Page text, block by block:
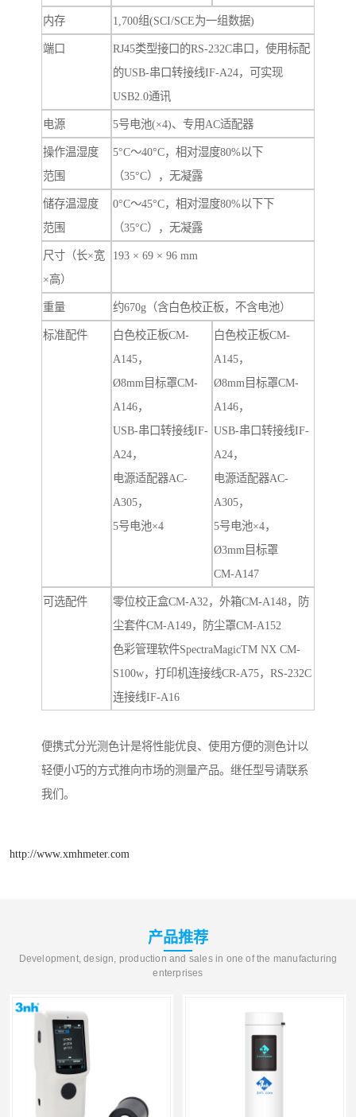
内存 1,700组(SCI/SCE为一组数据)
端口
RJ45类型接口的RS-232C串口，使用标配
的USB-串口转接线IF-A24，可实现
USB2.0通讯
电源 5号电池(×4)、专用AC适配器
操作温湿度
范围
5°C～40°C，相对湿度80%以下
（35°C），无凝露
储存温湿度
范围
0°C～45°C，相对湿度80%以下下
（35°C），无凝露
尺寸（长×宽
×高）
193 × 69 × 96 mm
重量 约670g（含白色校正板，不含电池）
标准配件
白色校正板CM-
A145，
Ø8mm目标罩CM-
A146，
USB-串口转接线IF-
A24，
电源适配器AC-
A305，
5号电池×4
白色校正板CM-
A145，
Ø8mm目标罩CM-
A146，
USB-串口转接线IF-
A24，
电源适配器AC-
A305，
5号电池×4，
Ø3mm目标罩
CM-A147
可选配件
零位校正盒CM-A32，外箱CM-A148，防
尘套件CM-A149，防尘罩CM-A152
色彩管理软件SpectraMagicTM NX CM-
S100w，打印机连接线CR-A75，RS-232C
连接线IF-A16
便携式分光测色计是将性能优良、使用方便的测色计以
轻便小巧的方式推向市场的测量产品。继任型号请联系
我们。
http://www.xmhmeter.com
产品推荐
Development, design, production and sales in one of the manufacturing
enterprises